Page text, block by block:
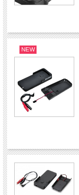
NEW